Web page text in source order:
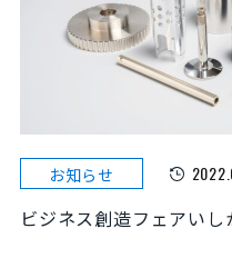
お知らせ
ビジネス創造フェアい